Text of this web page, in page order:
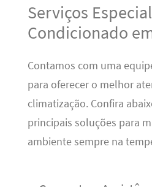
Serviços
Condicionado
Contamos com uma
para oferecer o melhor
climatização. Confira
principais soluções para
ambiente sempre na